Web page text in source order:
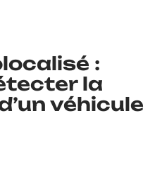
:
la
véhicule